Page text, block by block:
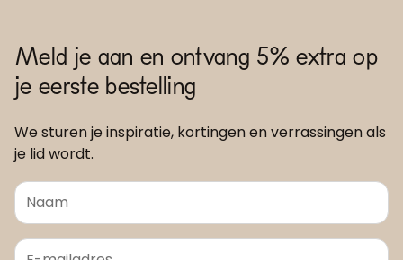
Meld je aan en ontvang 5% extra op
je eerste bestelling
We sturen je inspiratie, kortingen en verrassingen als
je lid wordt.